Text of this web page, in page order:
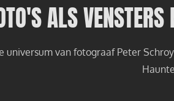
ALS VENSTERS
van fotograaf Peter